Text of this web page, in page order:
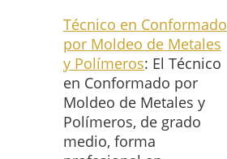
Técnico en Conformado
por Moldeo de Metales
y Polímeros: El Técnico
en Conformado por
Moldeo de Metales y
Polímeros, de grado
medio, forma